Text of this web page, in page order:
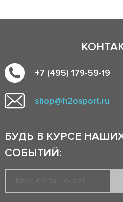
+7 (495) 179-59-19
shop@h2osport.ru
БУДЬ В КУРСЕ
СОБЫТИЙ: